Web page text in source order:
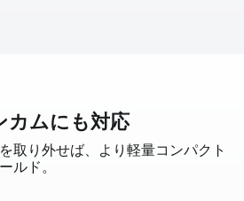
カムにも対応
取り外せば、より軽量コンパクト
ルド。